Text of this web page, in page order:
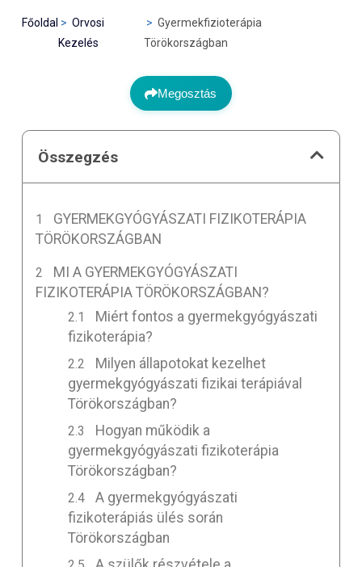
Főoldal
Orvosi
Kezelés
Gyermekfizioterápia
Törökországban
Megosztás
Összegzés
GYERMEKGYÓGYÁSZATI ​​FIZIKOTERÁPIA
TÖRÖKORSZÁGBAN
MI A GYERMEKGYÓGYÁSZATI
FIZIKOTERÁPIA TÖRÖKORSZÁGBAN?
Miért fontos a gyermekgyógyászati
fizikoterápia?
Milyen állapotokat kezelhet
gyermekgyógyászati fizikai terápiával
Törökországban?
Hogyan működik a
gyermekgyógyászati fizikoterápia
Törökországban?
A gyermekgyógyászati
fizikoterápiás ülés során
Törökországban